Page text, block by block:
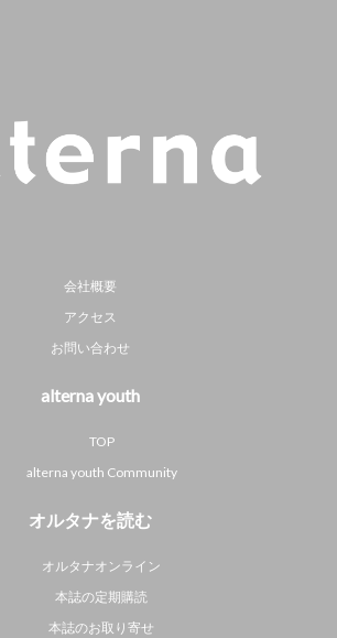
会社概要
アクセス
お問い合わせ
alterna youth
TOP
alterna youth Community
オルタナを読む
オルタナオンライン
本誌の定期購読
本誌のお取り寄せ